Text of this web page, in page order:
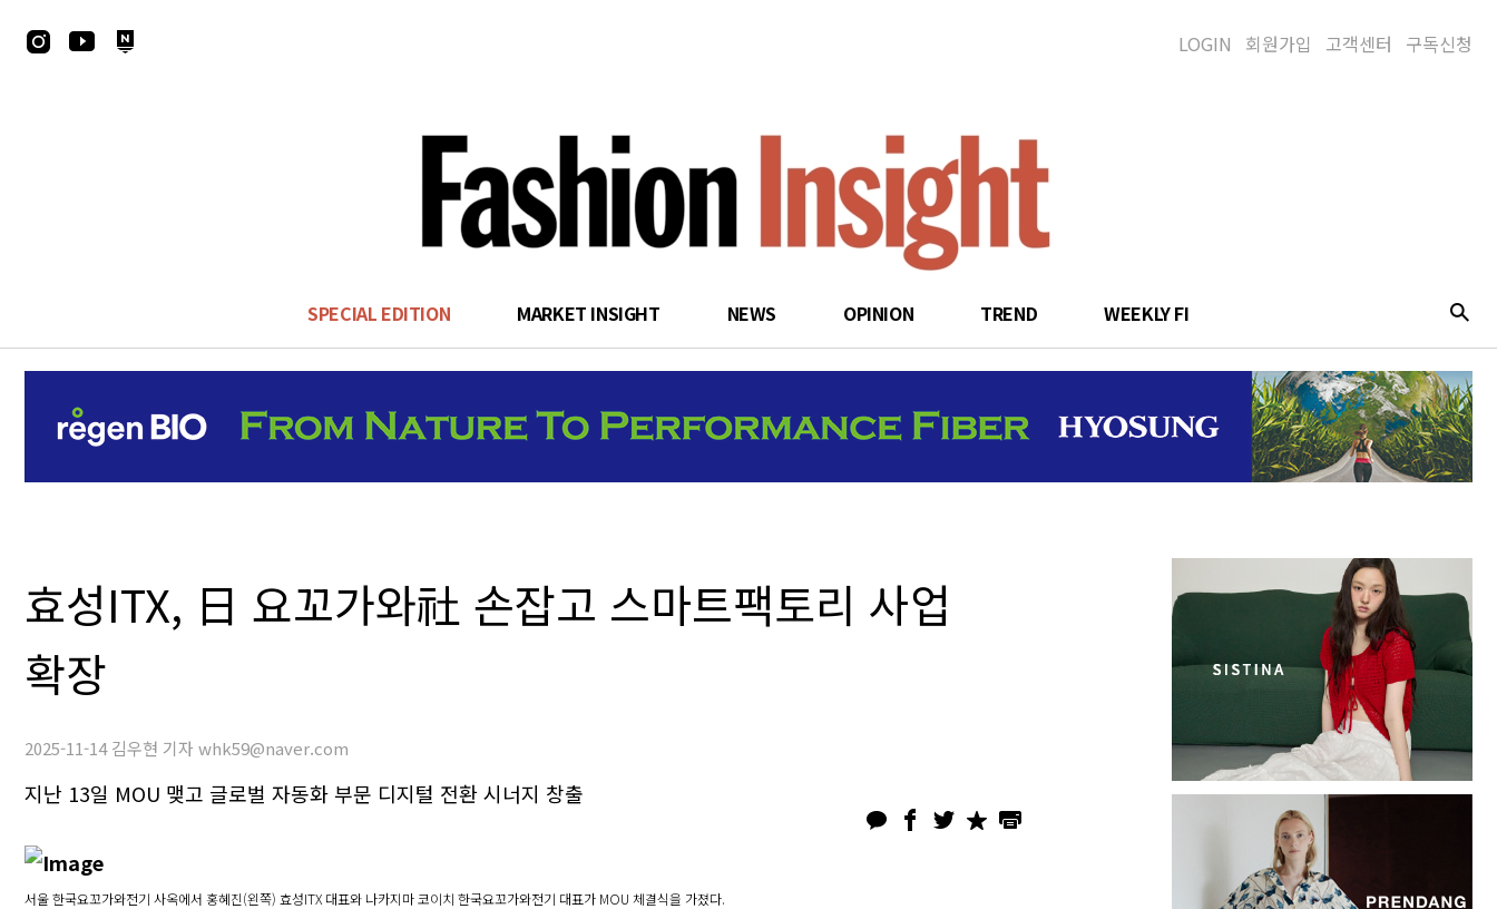
search
SPECIAL EDITION MARKET INSIGHT NEWS OPINION TREND WEEKLY FI
LOGIN 회원가입 고객센터 구독신청
효성ITX, 日 요꼬가와社 손잡고 스마트팩토리 사업
확장
2025-11-14 김우현 기자 whk59@naver.com
지난 13일 MOU 맺고 글로벌 자동화 부문 디지털 전환 시너지 창출
서울 한국요꼬가와전기 사옥에서 홍혜진(왼쪽) 효성ITX 대표와 나카지마 코이치 한국요꼬가와전기 대표가 MOU 체결식을 가졌다.